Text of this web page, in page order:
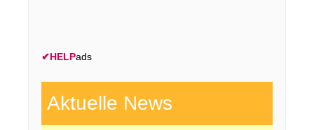
✔HELPads
Aktuelle News